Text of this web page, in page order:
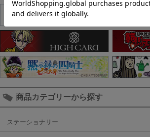
商品カテゴリーから探す
ステーショナリー